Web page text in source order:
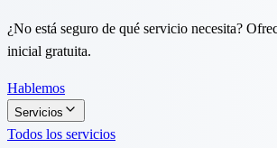
¿No está seguro de qué servicio necesita?
inicial gratuita.
Hablemos
Servicios
Todos los servicios